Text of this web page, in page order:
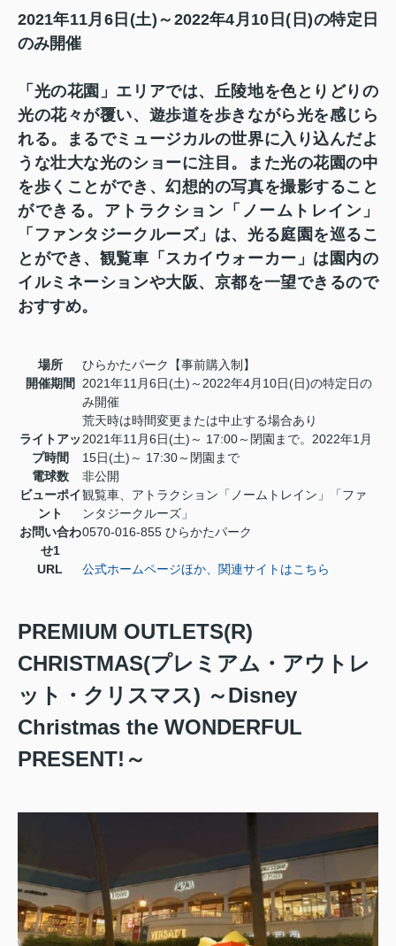
2021年11月6日(土)～2022年4月10日(日)の特定日
のみ開催
「光の花園」エリアでは、丘陵地を色とりどりの
光の花々が覆い、遊歩道を歩きながら光を感じら
れる。まるでミュージカルの世界に入り込んだよ
うな壮大な光のショーに注目。また光の花園の中
を歩くことができ、幻想的の写真を撮影すること
ができる。アトラクション「ノームトレイン」
「ファンタジークルーズ」は、光る庭園を巡るこ
とができ、観覧車「スカイウォーカー」は園内の
イルミネーションや大阪、京都を一望できるので
おすすめ。
場所
ひらかたパーク【事前購入制】
開催期間
2021年11月6日(土)～2022年4月10日(日)の特定日の
み開催
荒天時は時間変更または中止する場合あり
ライトアッ
プ時間
2021年11月6日(土)～ 17:00～閉園まで。2022年1月
15日(土)～ 17:30～閉園まで
電球数
非公開
ビューポイ
ント
観覧車、アトラクション「ノームトレイン」「ファ
ンタジークルーズ」
お問い合わ
せ1
0570-016-855 ひらかたパーク
URL 公式ホームページほか、関連サイトはこちら
PREMIUM OUTLETS(R)
CHRISTMAS(プレミアム・アウトレ
ット・クリスマス) ～Disney
Christmas the WONDERFUL
PRESENT!～